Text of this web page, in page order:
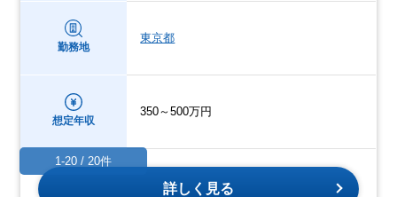
勤務地
東京都
想定年収
350～500万円
詳しく見る
1-20 / 20件